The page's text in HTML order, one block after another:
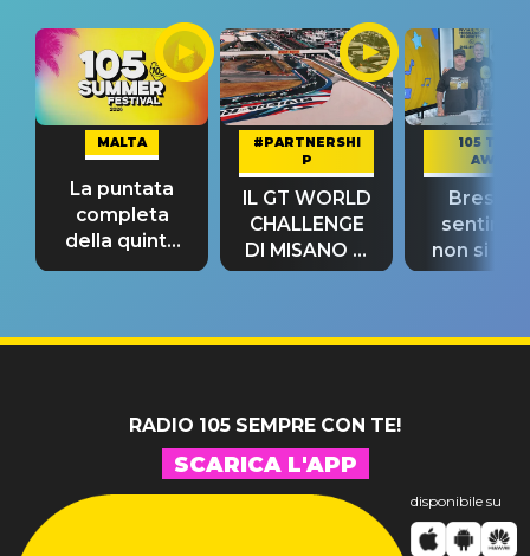
MALTA
La puntata
completa
della quinta
tappa
#PARTNERSHI
P
IL GT WORLD
CHALLENGE
DI MISANO si
riconferma
105 TAKE
AWAY
Bresh:
non si
fino alla
RADIO 105 SEMPRE CON TE!
SCARICA L'APP
disponibile su